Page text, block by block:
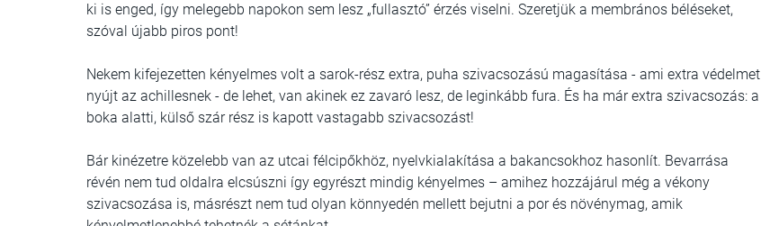
ki is enged, így melegebb napokon sem lesz „fullasztó” érzés viselni. Szeretjük a membrános béléseket,
szóval újabb piros pont!
Nekem kifejezetten kényelmes volt a sarok-rész extra, puha szivacsozású magasítása - ami extra védelmet
nyújt az achillesnek - de lehet, van akinek ez zavaró lesz, de leginkább fura. És ha már extra szivacsozás: a
boka alatti, külső szár rész is kapott vastagabb szivacsozást!
Bár kinézetre közelebb van az utcai félcipőkhöz, nyelvkialakítása a bakancsokhoz hasonlít. Bevarrása
révén nem tud oldalra elcsúszni így egyrészt mindig kényelmes – amihez hozzájárul még a vékony
szivacsozása is, másrészt nem tud olyan könnyedén mellett bejutni a por és növénymag, amik